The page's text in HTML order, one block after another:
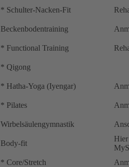
* Schulter-Nacken-Fit
Beckenbodentraining
* Functional Training
* Qigong
* Hatha-Yoga (Iyengar)
* Pilates
Wirbelsäulengymnastik
Body-fit
* Core/Stretch